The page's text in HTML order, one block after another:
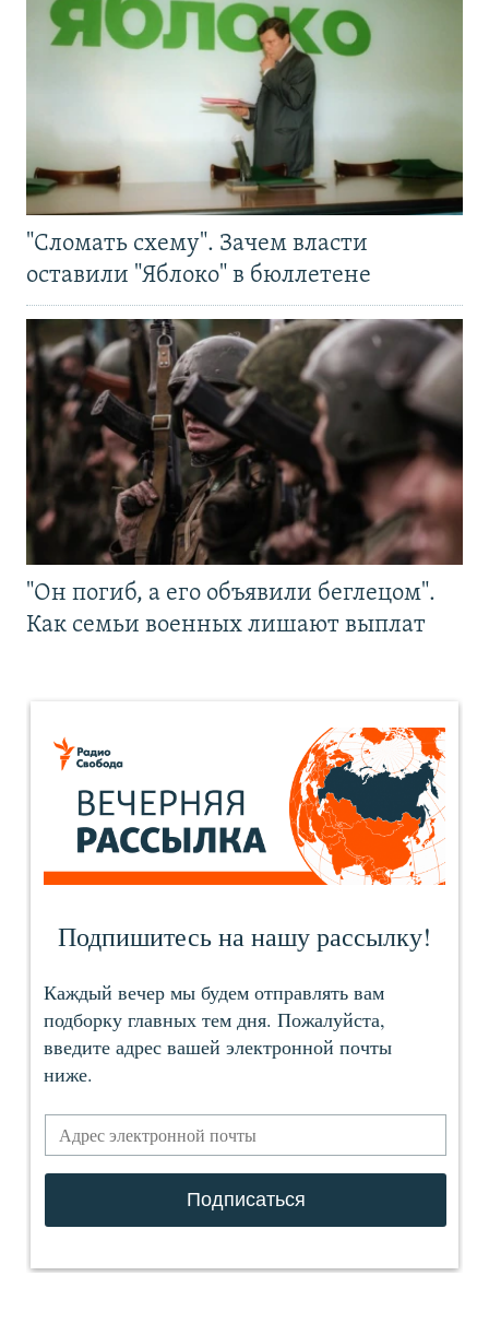
"Сломать схему". Зачем власти
оставили "Яблоко" в бюллетене
"Он погиб, а его объявили беглецом".
Как семьи военных лишают выплат